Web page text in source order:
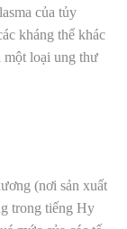
của tủy
kháng thể khác
một loại ung thư
(nơi sản xuất
trong tiếng Hy